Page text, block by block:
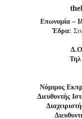
Επωνυμία –
Έδρα:
Νόμιμος
Διευθυντής